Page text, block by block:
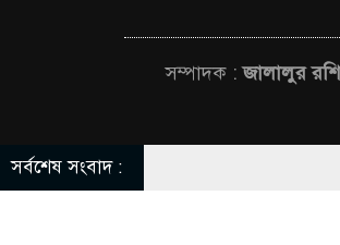
সম্পাদক :জালালুর
সর্বশেষ সংবাদ :